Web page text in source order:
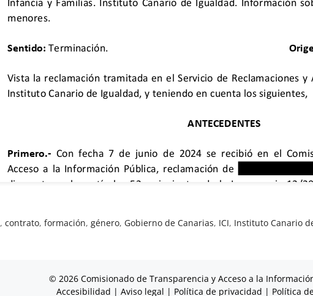
,contrato,formación,género, Gobierno de Canarias, ICI, Instituto Canario
© 2026 Comisionado de Transparencia y Acceso a la
Accesibilidad | Aviso legal | Política de privacidad | Política